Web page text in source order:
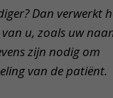
Dan verwerkt
u, zoals uw
zijn nodig om
van de patiënt.